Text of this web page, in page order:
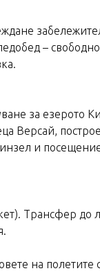
–
за eзерото
Версай,
и
Трансфер
на